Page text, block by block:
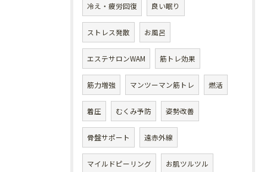
冷え・疲労回復 良い眠り
ストレス発散 お風呂
エステサロンWAM 筋トレ効果
筋力増強 マンツーマン筋トレ 燃活
着圧 むくみ予防 姿勢改善
骨盤サポート 遠赤外線
マイルドピーリング お肌ツルツル